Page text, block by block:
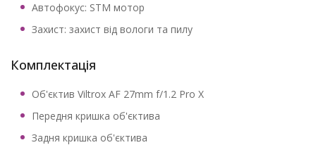
Автофокус: STM мотор
Захист: захист від вологи та пилу
Комплектація
Об'єктив Viltrox AF 27mm f/1.2 Pro X
Передня кришка об'єктива
Задня кришка об'єктива